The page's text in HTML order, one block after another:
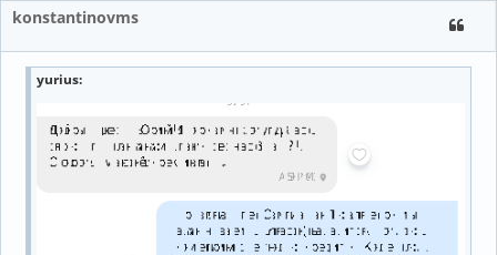
konstantinovms
yurius: